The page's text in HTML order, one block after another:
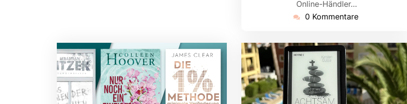
Online-Händler…
0 Kommentare